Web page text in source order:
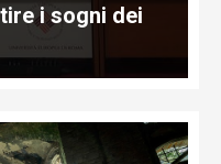
i sogni dei